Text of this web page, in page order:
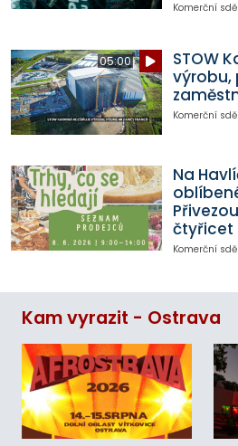
Komerční
05:00
STOW
výrobu,
Komerční
Na
čtyřicet
Komerční
Kam vyrazit - Ostrava